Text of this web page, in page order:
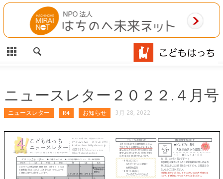
CLOSE
HOME
相談事業
MAP
お問合わせ
ニュースレター２０２２.４月号
ニュースレター R4 お知らせ 3月 28, 2022